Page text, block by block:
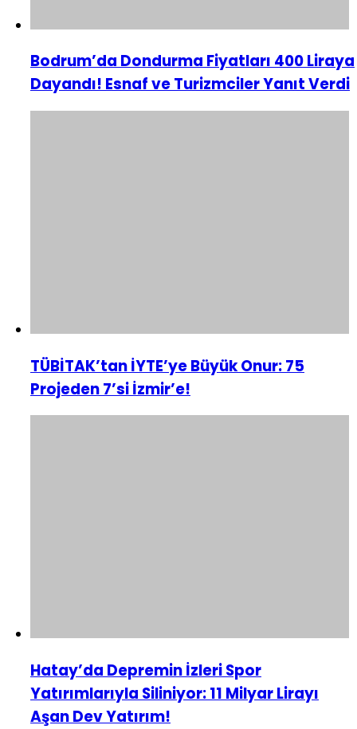
Bodrum’da Dondurma Fiyatları 400 Liraya
Dayandı! Esnaf ve Turizmciler Yanıt Verdi
TÜBİTAK’tan İYTE’ye Büyük Onur: 75
Projeden 7’si İzmir’e!
Hatay’da Depremin İzleri Spor
Yatırımlarıyla Siliniyor: 11 Milyar Lirayı
Aşan Dev Yatırım!